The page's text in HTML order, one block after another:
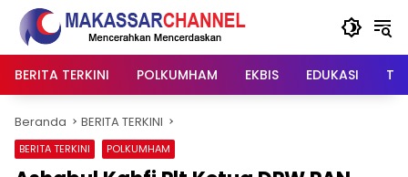
Langsung
konten
BERITA TERKINI
POLKUMHAM EKBIS EDUKASI
Beranda BERITA TERKINI
BERITA TERKINI POLKUMHAM